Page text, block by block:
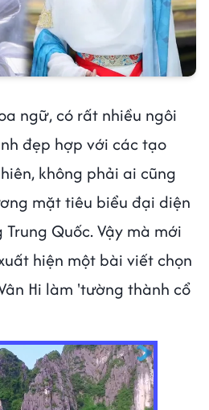
ngữ, có rất nhiều ngôi
đẹp hợp với các tạo
không phải ai cũng
mặt tiêu biểu đại diện
Quốc. Vậy mà mới
hiện một bài viết chọn
Hi làm 'tường thành cổ